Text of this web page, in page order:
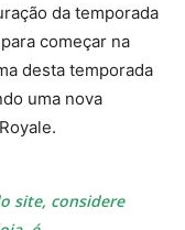
da temporada
começar na
desta temporada
uma nova
site, considere